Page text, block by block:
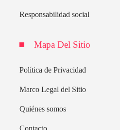
Responsabilidad social
Mapa Del Sitio
Política de Privacidad
Marco Legal del Sitio
Quiénes somos
Contacto